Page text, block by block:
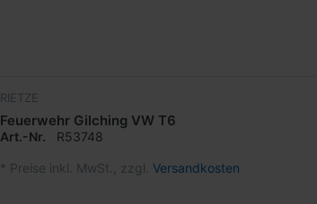
RIETZE
Feuerwehr Gilching VW T6
Art.-Nr. R53748
* Preise inkl. MwSt., zzgl. Versandkosten